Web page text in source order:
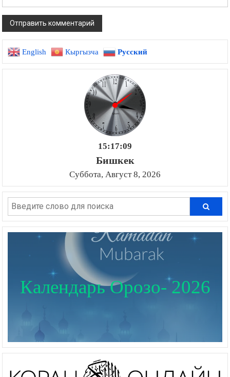
English Кыргызча Русский
15:17:10
Бишкек
Суббота, Август 8, 2026
Календарь Орозо- 2026